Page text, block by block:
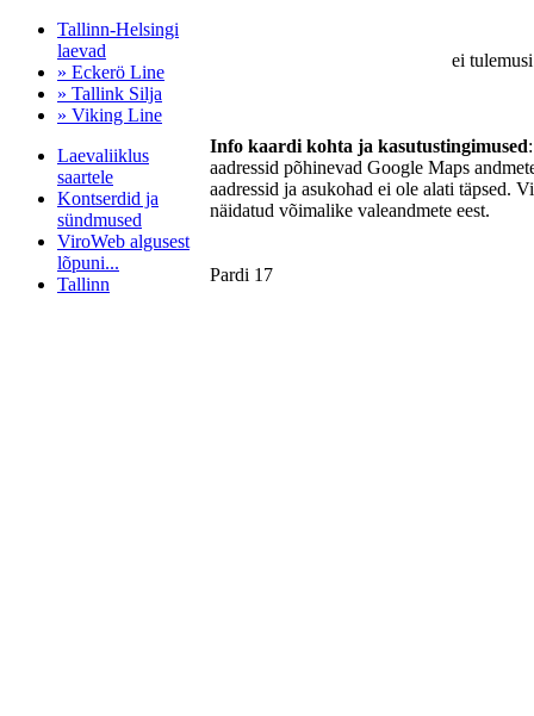
Tallinn-Helsingi
laevad
» Eckerö Line
» Tallink Silja
» Viking Line
Laevaliiklus
saartele
Kontserdid ja
sündmused
ViroWeb algusest
lõpuni...
Tallinn
ei
Info kaardi kohta ja kasutustingimused
aadressid põhinevad Google Maps
aadressid ja asukohad ei ole alati täpsed.
näidatud võimalike valeandmete eest.
Pardi 17